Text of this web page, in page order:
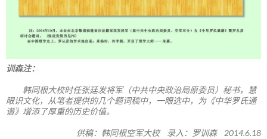
训森注：
韩同根大校时任张廷发将军（中共中央政治局原委员）秘书，慧
眼识文化，从笔者提供的几个题词稿中，一眼选中，为《中华罗氏通
谱》增添了厚重的历史价值。
供稿：韩同根空军大校 录入：罗训森 2014.6.18